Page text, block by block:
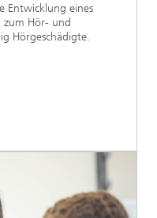
Entwicklung eines
zum Hör- und
Hörgeschädigte.